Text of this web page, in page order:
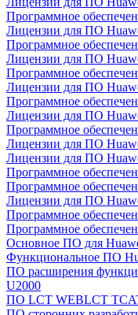
Программное
Лицензии для ПО
Программное
Лицензии для ПО
Программное
Лицензии для ПО
Программное
Лицензии для ПО
Программное
Лицензии для ПО
Лицензии для ПО
Программное
Программное
Лицензии для ПО
Программное
Программное
Основное ПО для
Функциональное ПО
ПО расширения
U2000
ПО LCT WEBLCT